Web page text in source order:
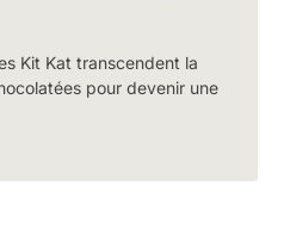
Kit Kat transcendent la
pour devenir une